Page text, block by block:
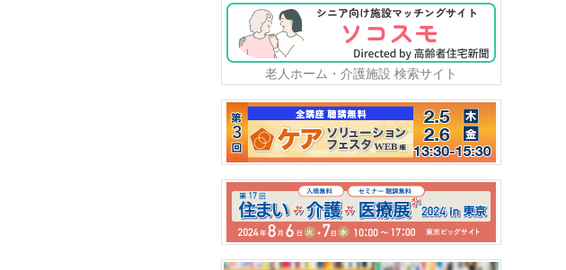
老人ホーム・介護施設 検索サイト